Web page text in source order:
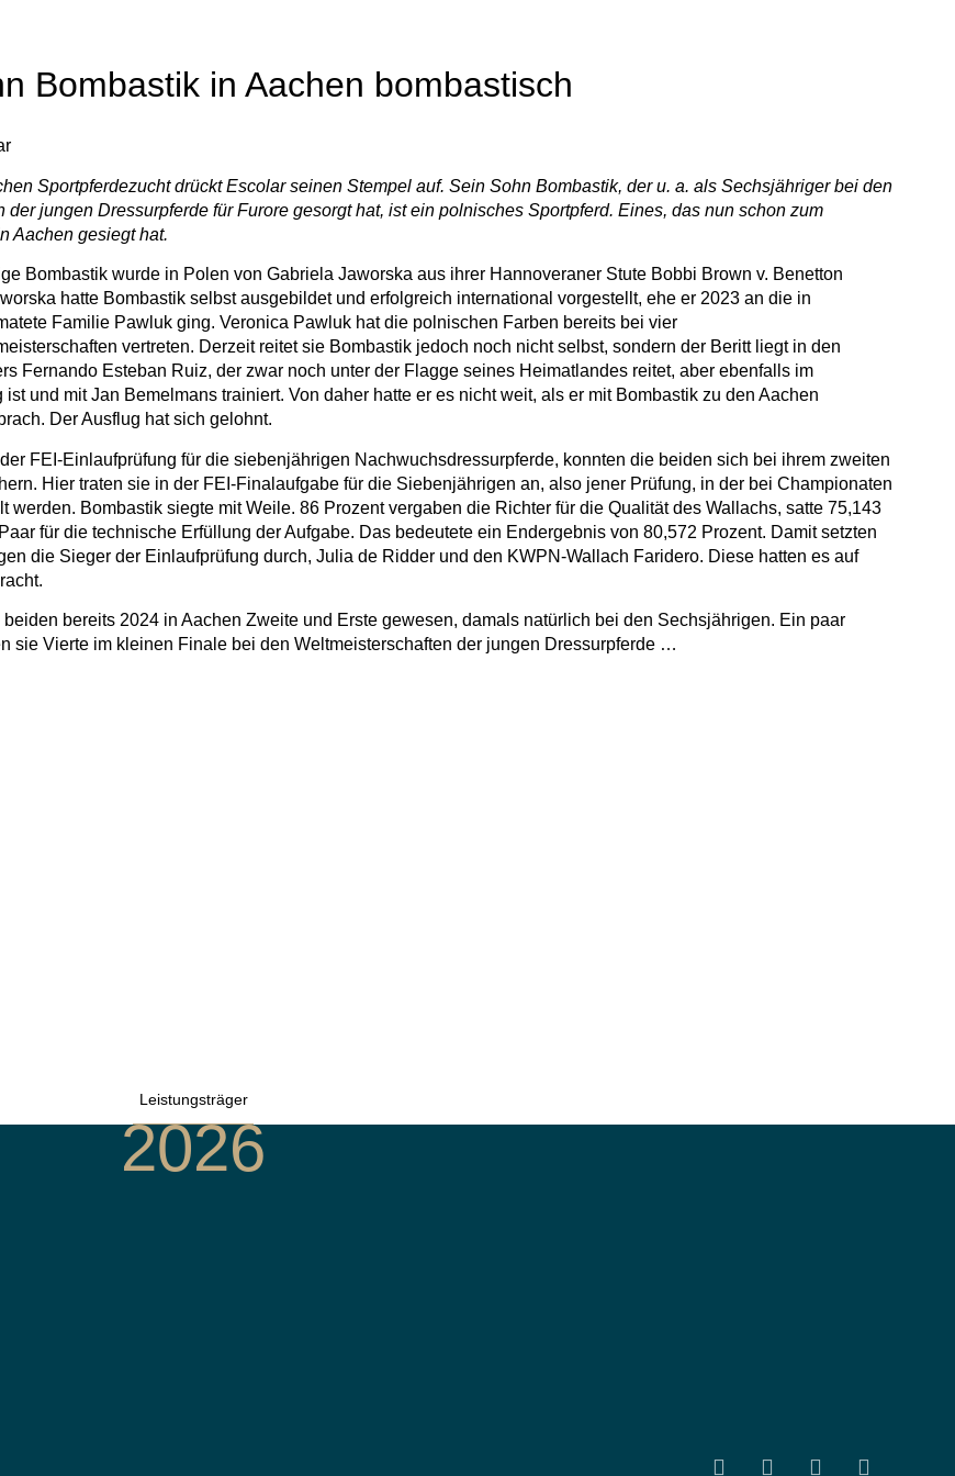
Bombastik in Aachen bombastisch
Sportpferdezucht drückt Escolar seinen Stempel auf. Sein Sohn Bombastik, der u. a. als Sechsjähriger bei den
der jungen Dressurpferde für Furore gesorgt hat, ist ein polnisches Sportpferd. Eines, das nun schon zum
Aachen gesiegt hat.
Bombastik wurde in Polen von Gabriela Jaworska aus ihrer Hannoveraner Stute Bobbi Brown v. Benetton
hatte Bombastik selbst ausgebildet und erfolgreich international vorgestellt, ehe er 2023 an die in
Familie Pawluk ging. Veronica Pawluk hat die polnischen Farben bereits bei vier
vertreten. Derzeit reitet sie Bombastik jedoch noch nicht selbst, sondern der Beritt liegt in den
Fernando Esteban Ruiz, der zwar noch unter der Flagge seines Heimatlandes reitet, aber ebenfalls im
und mit Jan Bemelmans trainiert. Von daher hatte er es nicht weit, als er mit Bombastik zu den Aachen
Der Ausflug hat sich gelohnt.
FEI-Einlaufprüfung für die siebenjährigen Nachwuchsdressurpferde, konnten die beiden sich bei ihrem zweiten
Hier traten sie in der FEI-Finalaufgabe für die Siebenjährigen an, also jener Prüfung, in der bei Championaten
werden. Bombastik siegte mit Weile. 86 Prozent vergaben die Richter für die Qualität des Wallachs, satte 75,143
für die technische Erfüllung der Aufgabe. Das bedeutete ein Endergebnis von 80,572 Prozent. Damit setzten
die Sieger der Einlaufprüfung durch, Julia de Ridder und den KWPN-Wallach Faridero. Diese hatten es auf
bereits 2024 in Aachen Zweite und Erste gewesen, damals natürlich bei den Sechsjährigen. Ein paar
sie Vierte im kleinen Finale bei den Weltmeisterschaften der jungen Dressurpferde …
Leistungsträger
2026